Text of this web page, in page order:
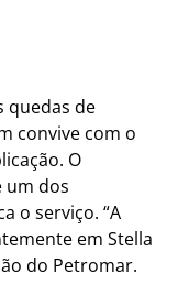
quedas de
convive com o
O
um dos
o serviço. “A
em Stella
do Petromar.